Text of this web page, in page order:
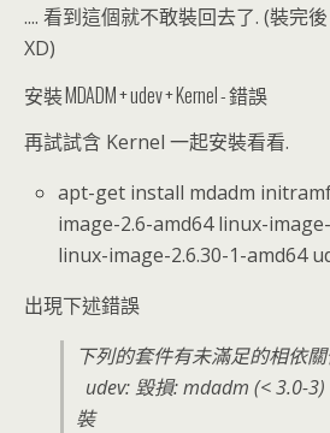
.... 看到這個就不敢裝回去了. (裝完
XD)
安裝 MDADM + udev + Kernel - 錯誤
再試試含 Kernel 一起安裝看看.
apt-get install mdadm
image-2.6-amd64 linux-
linux-image-2.6.30-1-amd64
出現下述錯誤
下列的套件有未滿足的相依關
udev: 毀損: mdadm (< 3.0-
裝